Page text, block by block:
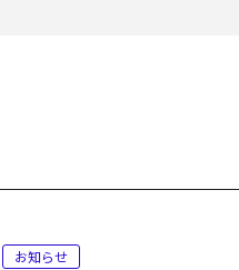
お知らせ